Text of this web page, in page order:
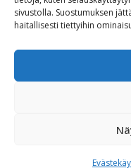
sivustolla. Suostumuksen
haitallisesti tiettyihin
Copyright: All Rights